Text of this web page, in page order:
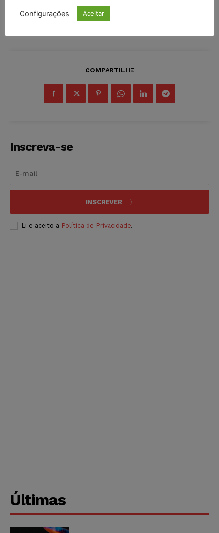
COMPARTILHE
Inscreva-se
INSCREVER
Li e aceito a Política de Privacidade.
Últimas
Configurações Aceitar